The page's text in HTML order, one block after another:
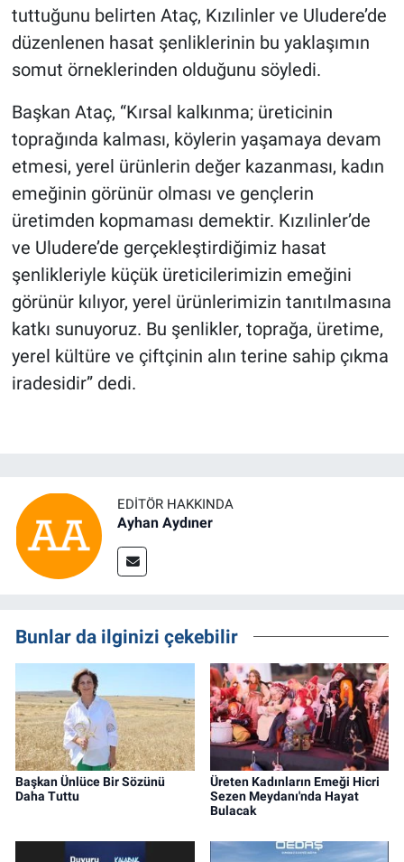
tuttuğunu belirten Ataç, Kızılinler ve Uludere’de
düzenlenen hasat şenliklerinin bu yaklaşımın
somut örneklerinden olduğunu söyledi.
Başkan Ataç, “Kırsal kalkınma; üreticinin
toprağında kalması, köylerin yaşamaya devam
etmesi, yerel ürünlerin değer kazanması, kadın
emeğinin görünür olması ve gençlerin
üretimden kopmaması demektir. Kızılinler’de
ve Uludere’de gerçekleştirdiğimiz hasat
şenlikleriyle küçük üreticilerimizin emeğini
görünür kılıyor, yerel ürünlerimizin tanıtılmasına
katkı sunuyoruz. Bu şenlikler, toprağa, üretime,
yerel kültüre ve çiftçinin alın terine sahip çıkma
iradesidir” dedi.
EDITÖR HAKKINDA
Ayhan Aydıner
Bunlar da ilginizi çekebilir
Başkan Ünlüce Bir Sözünü
Daha Tuttu
Üreten Kadınların Emeği Hicri
Sezen Meydanı'nda Hayat
Bulacak